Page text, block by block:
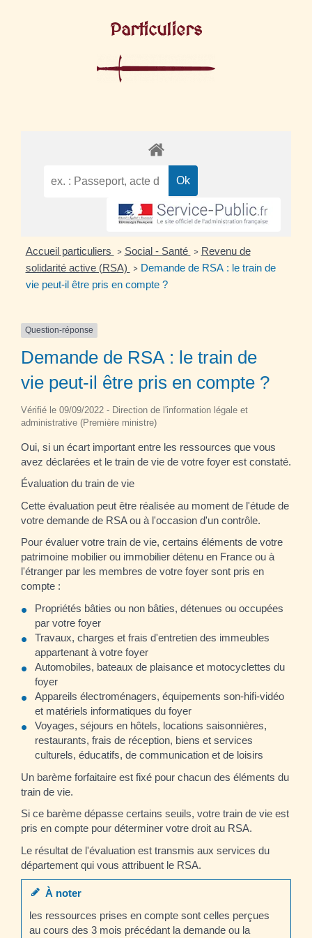
Particuliers
Accueil particuliers > Social - Santé > Revenu de
solidarité active (RSA)
> Demande de RSA : le train de
vie peut-il être pris en compte ?
Question-réponse
Demande de RSA : le train de
vie peut-il être pris en compte ?
Vérifié le 09/09/2022 - Direction de l'information légale et
administrative (Première ministre)
Oui, si un écart important entre les ressources que vous
avez déclarées et le train de vie de votre foyer est constaté.
Évaluation du train de vie
Cette évaluation peut être réalisée au moment de l'étude de
votre demande de RSA ou à l'occasion d'un contrôle.
Pour évaluer votre train de vie, certains éléments de votre
patrimoine mobilier ou immobilier détenu en France ou à
l'étranger par les membres de votre foyer sont pris en
compte :
Propriétés bâties ou non bâties, détenues ou occupées
par votre foyer
Travaux, charges et frais d'entretien des immeubles
appartenant à votre foyer
Automobiles, bateaux de plaisance et motocyclettes du
foyer
Appareils électroménagers, équipements son-hifi-vidéo
et matériels informatiques du foyer
Voyages, séjours en hôtels, locations saisonnières,
restaurants, frais de réception, biens et services
culturels, éducatifs, de communication et de loisirs
Un barème forfaitaire est fixé pour chacun des éléments du
train de vie.
Si ce barème dépasse certains seuils, votre train de vie est
pris en compte pour déterminer votre droit au RSA.
Le résultat de l'évaluation est transmis aux services du
département qui vous attribuent le RSA.
À noter
les ressources prises en compte sont celles perçues
au cours des 3 mois précédant la demande ou la